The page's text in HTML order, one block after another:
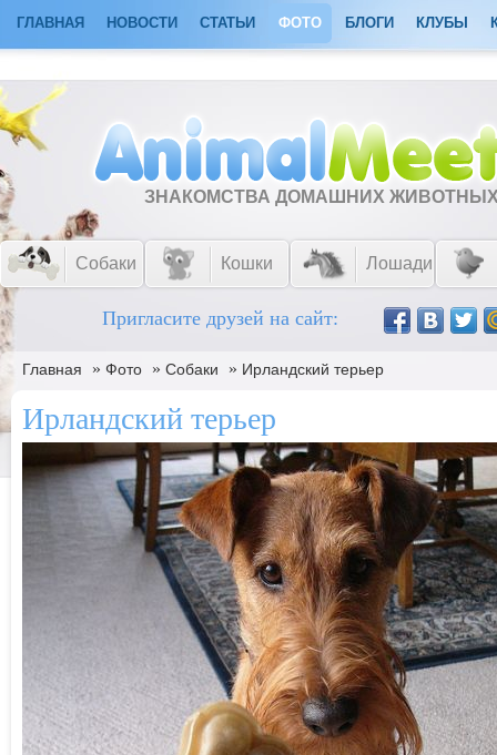
ГЛАВНАЯ НОВОСТИ СТАТЬИ ФОТО БЛОГИ КЛУБЫ
ЗНАКОМСТВА ДОМАШНИХ
Собаки Кошки Лошади
Пригласите друзей на сайт:
Главная » Фото » Собаки » Ирландский терьер
Ирландский терьер